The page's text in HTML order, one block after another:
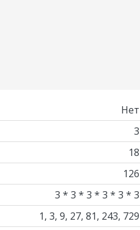
Нет
3
18
126
3 * 3 * 3 * 3 * 3 * 3
1, 3, 9, 27, 81, 243, 729